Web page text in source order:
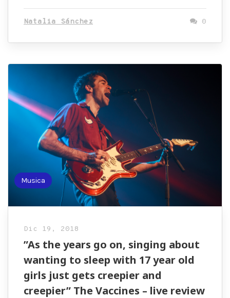
Natalia Sánchez 0
Musica
Dic 19, 2018
”As the years go on, singing about
wanting to sleep with 17 year old
girls just gets creepier and
creepier” The Vaccines – live review